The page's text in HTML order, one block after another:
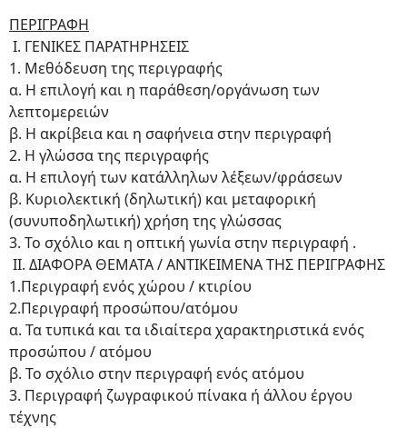
ΠΕΡΙΓΡΑΦΗ
Ι. ΓΕΝΙΚΕΣ ΠΑΡΑΤΗΡΗΣΕΙΣ
1. Μεθόδευση της περιγραφής
α. Η επιλογή και η παράθεση/οργάνωση των
λεπτομερειών
β. Η ακρίβεια και η σαφήνεια στην περιγραφή
2. Η γλώσσα της περιγραφής
α. Η επιλογή των κατάλληλων λέξεων/φράσεων
β. Κυριολεκτική (δηλωτική) και μεταφορική
(συνυποδηλωτική) χρήση της γλώσσας
3. Το σχόλιο και η οπτική γωνία στην περιγραφή .
ΙΙ. ΔΙΑΦΟΡΑ ΘΕΜΑΤΑ / ΑΝΤΙΚΕΙΜΕΝΑ ΤΗΣ ΠΕΡΙΓΡΑΦΗΣ
1.Περιγραφή ενός χώρου / κτιρίου
2.Περιγραφή προσώπου/ατόμου
α. Τα τυπικά και τα ιδιαίτερα χαρακτηριστικά ενός
προσώπου / ατόμου
β. Το σχόλιο στην περιγραφή ενός ατόμου
3. Περιγραφή ζωγραφικού πίνακα ή άλλου έργου
τέχνης